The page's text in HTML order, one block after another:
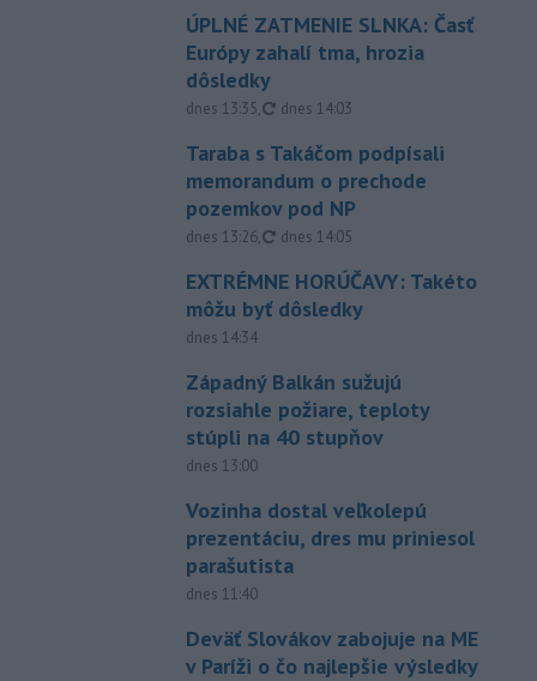
ÚPLNÉ ZATMENIE SLNKA: Časť
Európy zahalí tma, hrozia
dôsledky
dnes 13:35, aktualizované
dnes 14:03
Taraba s Takáčom podpísali
memorandum o prechode
pozemkov pod NP
dnes 13:26, aktualizované
dnes 14:05
EXTRÉMNE HORÚČAVY: Takéto
môžu byť dôsledky
dnes 14:34
Západný Balkán sužujú
rozsiahle požiare, teploty
stúpli na 40 stupňov
dnes 13:00
Vozinha dostal veľkolepú
prezentáciu, dres mu priniesol
parašutista
dnes 11:40
Deväť Slovákov zabojuje na ME
v Paríži o čo najlepšie výsledky